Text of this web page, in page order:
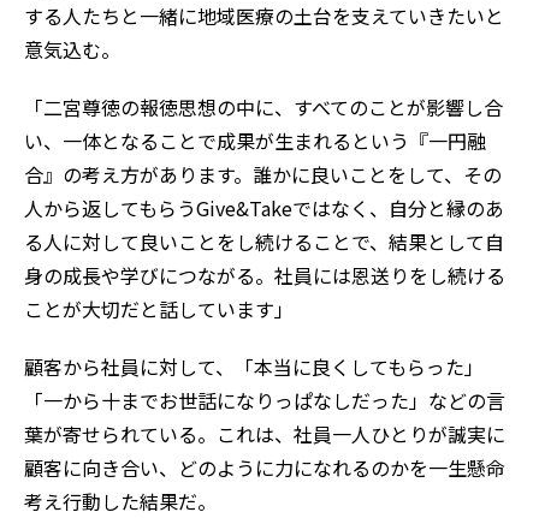
する人たちと一緒に地域医療の土台を支えていきたいと
意気込む。
「二宮尊徳の報徳思想の中に、すべてのことが影響し合
い、一体となることで成果が生まれるという『一円融
合』の考え方があります。誰かに良いことをして、その
人から返してもらうGive&Takeではなく、自分と縁のあ
る人に対して良いことをし続けることで、結果として自
身の成長や学びにつながる。社員には恩送りをし続ける
ことが大切だと話しています」
顧客から社員に対して、「本当に良くしてもらった」
「一から十までお世話になりっぱなしだった」などの言
葉が寄せられている。これは、社員一人ひとりが誠実に
顧客に向き合い、どのように力になれるのかを一生懸命
考え行動した結果だ。